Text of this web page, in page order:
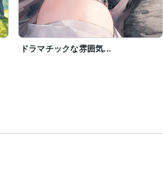
ドラマチックな雰囲気...